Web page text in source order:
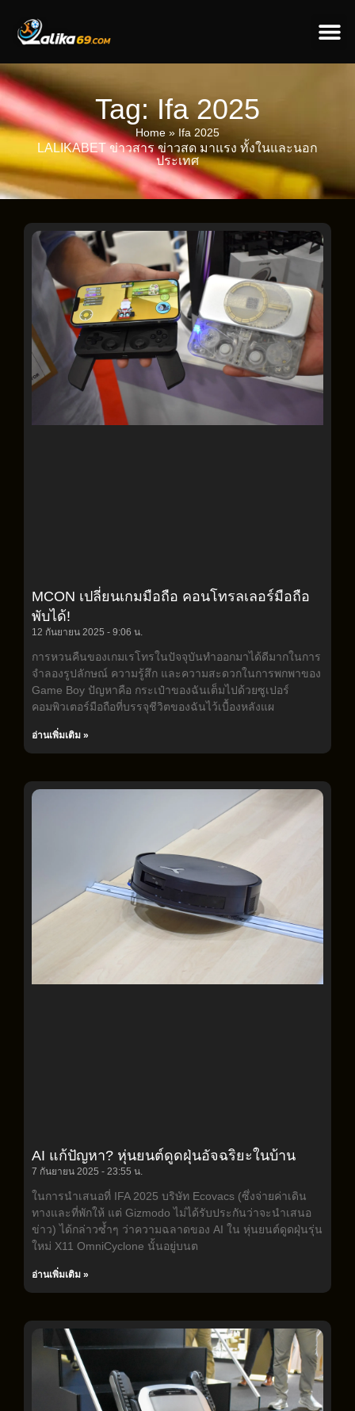
Tag: Ifa 2025
Home » Ifa 2025
LALIKABET ข่าวสาร ข่าวสด มาแรง ทั้งในและนอก
ประเทศ
MCON เปลี่ยนเกมมือถือ คอนโทรลเลอร์มือถือ
พับได้!
12 กันยายน 2025 9:06 น.
การหวนคืนของเกมเรโทรในปัจจุบันทำออกมาได้ดีมากในการ
จำลองรูปลักษณ์ ความรู้สึก และความสะดวกในการพกพาของ
Game Boy ปัญหาคือ กระเป๋าของฉันเต็มไปด้วยซูเปอร์
คอมพิวเตอร์มือถือที่บรรจุชีวิตของฉันไว้เบื้องหลังแผ
อ่านเพิ่มเติม »
AI แก้ปัญหา? หุ่นยนต์ดูดฝุ่นอัจฉริยะในบ้าน
7 กันยายน 2025 23:55 น.
ในการนำเสนอที่ IFA 2025 บริษัท Ecovacs (ซึ่งจ่ายค่าเดิน
ทางและที่พักให้ แต่ Gizmodo ไม่ได้รับประกันว่าจะนำเสนอ
ข่าว) ได้กล่าวซ้ำๆ ว่าความฉลาดของ AI ใน หุ่นยนต์ดูดฝุ่นรุ่น
ใหม่ X11 OmniCyclone นั้นอยู่บนต
อ่านเพิ่มเติม »